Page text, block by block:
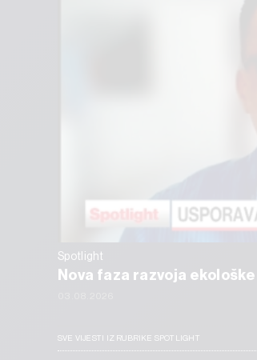
Spotlight
Nova faza razvoja
SVE VIJESTI IZ RUBRIKE SPOTLIGHT